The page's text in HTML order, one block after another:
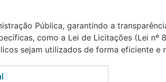
Pública, garantindo a
como a Lei de Licitações (Lei nº
sejam utilizados de forma eficiente e